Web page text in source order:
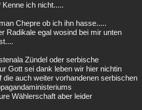
ich nicht.....
Chepre ob ich ihn hasse.....
Radikale egal wosind bei mir unten
Zündel oder serbische
Gott sei dank leben wir hier nichtin
die auch weiter vorhandenen serbischen
Wählerschaft aber leider